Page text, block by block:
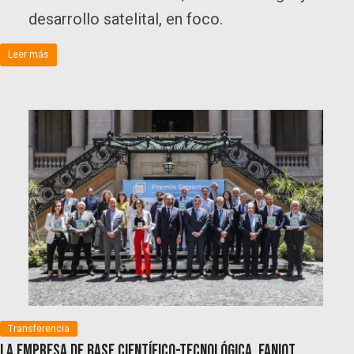
desarrollo satelital, en foco.
Leer más
Transferencia